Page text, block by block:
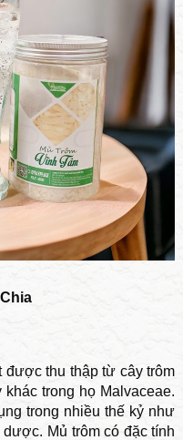
được thu thập từ cây trôm
trong họ Malvaceae.
trong nhiều thế kỷ như
Mủ trôm có đặc tính